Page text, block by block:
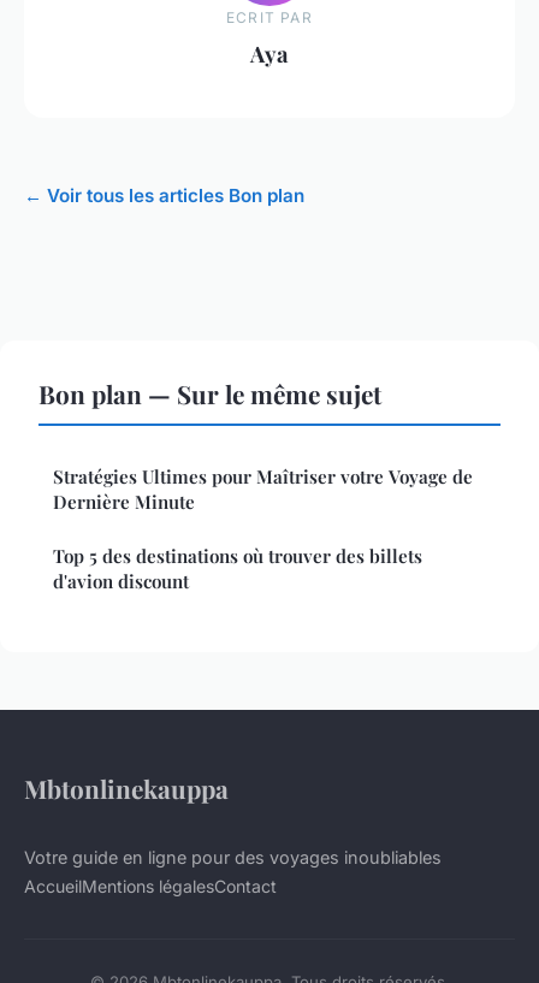
ECRIT PAR
Aya
← Voir tous les articles Bon plan
Bon plan — Sur le même sujet
Stratégies Ultimes pour Maîtriser votre Voyage de
Dernière Minute
Top 5 des destinations où trouver des billets
d'avion discount
Mbtonlinekauppa
Votre guide en ligne pour des voyages inoubliables
AccueilMentions légalesContact